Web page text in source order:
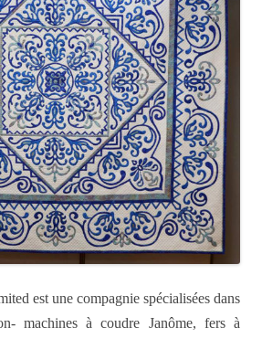
est une compagnie spécialisées dans
machines à coudre Janôme, fers à